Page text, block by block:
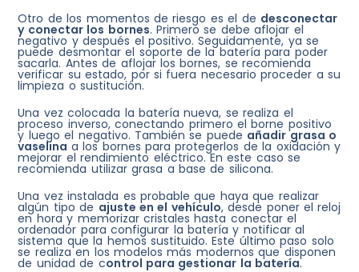
Otro de los momentos de riesgo es el de desconectar
y conectar los bornes. Primero se debe aflojar el
negativo y después el positivo. Seguidamente, ya se
puede desmontar el soporte de la batería para poder
sacarla. Antes de aflojar los bornes, se recomienda
verificar su estado, por si fuera necesario proceder a su
limpieza o sustitución.
Una vez colocada la batería nueva, se realiza el
proceso inverso, conectando primero el borne positivo
y luego el negativo. También se puede añadir grasa o
vaselina a los bornes para protegerlos de la oxidación y
mejorar el rendimiento eléctrico. En este caso se
recomienda utilizar grasa a base de silicona.
Una vez instalada es probable que haya que realizar
algún tipo de ajuste en el vehículo, desde poner el reloj
en hora y memorizar cristales hasta conectar el
ordenador para configurar la batería y notificar al
sistema que la hemos sustituido. Este último paso solo
se realiza en los modelos más modernos que disponen
de unidad de control para gestionar la batería.